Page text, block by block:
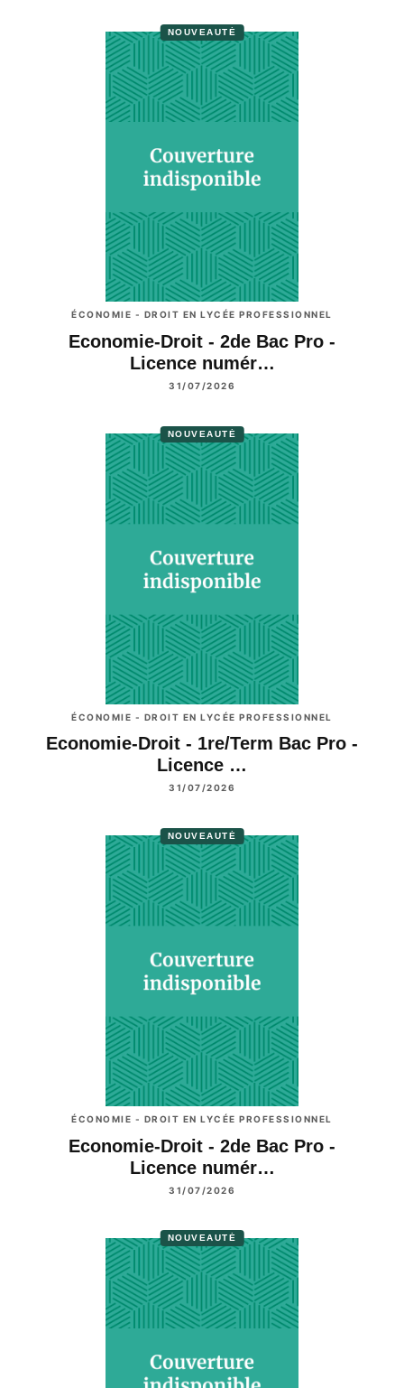
NOUVEAUTÉ
ÉCONOMIE - DROIT EN LYCÉE PROFESSIONNEL
Economie-Droit - 2de Bac Pro -
Licence numér…
31/07/2026
NOUVEAUTÉ
ÉCONOMIE - DROIT EN LYCÉE PROFESSIONNEL
Economie-Droit - 1re/Term Bac Pro -
Licence …
31/07/2026
NOUVEAUTÉ
ÉCONOMIE - DROIT EN LYCÉE PROFESSIONNEL
Economie-Droit - 2de Bac Pro -
Licence numér…
31/07/2026
NOUVEAUTÉ